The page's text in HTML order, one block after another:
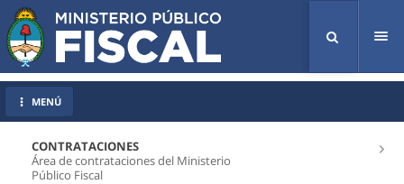
CONTRATACIONES
Área de contrataciones del Ministerio
Público Fiscal
MENÚ